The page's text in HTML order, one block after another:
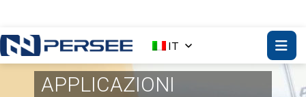
IT
APPLICAZIONI